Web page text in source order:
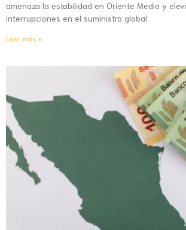
amenaza la estabilidad en Oriente Medio y
interrupciones en el suministro global.
Leer más »